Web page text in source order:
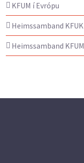
KFUM í Evrópu
Heimssamband KFUK
Heimssamband KFUM